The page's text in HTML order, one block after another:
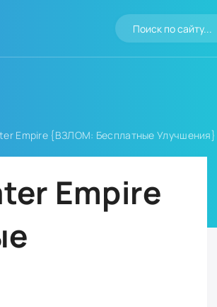
Empire {ВЗЛОМ: Бесплатные Улучшения}
Empire